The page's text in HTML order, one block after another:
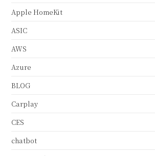
Apple HomeKit
ASIC
AWS
Azure
BLOG
Carplay
CES
chatbot